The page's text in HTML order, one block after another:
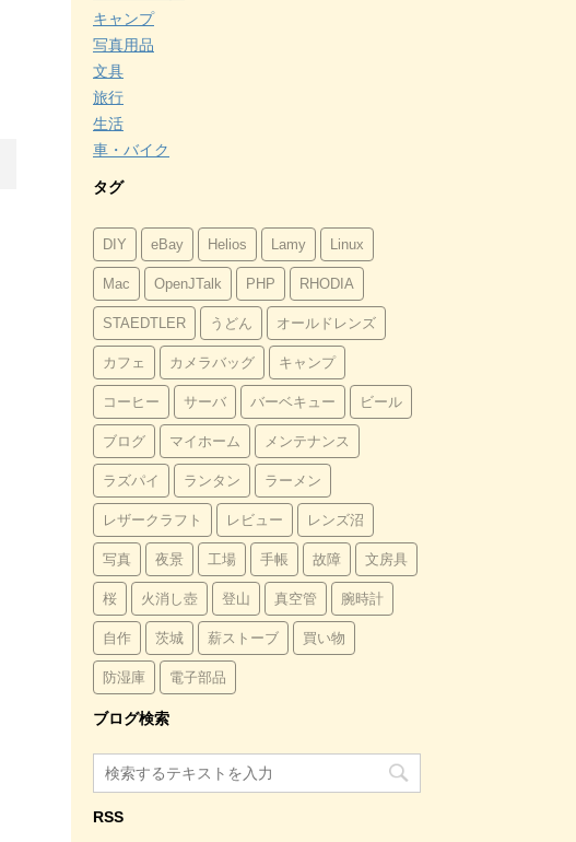
キャンプ
写真用品
文具
旅行
生活
車・バイク
タグ
DIY eBay Helios Lamy Linux
Mac OpenJTalk PHP RHODIA
STAEDTLER うどん オールドレンズ
カフェ カメラバッグ キャンプ
コーヒー サーバ バーベキュー ビール
ブログ マイホーム メンテナンス
ラズパイ ランタン ラーメン
レザークラフト レビュー レンズ沼
写真 夜景 工場 手帳 故障 文房具
桜 火消し壺 登山 真空管 腕時計
自作 茨城 薪ストーブ 買い物
防湿庫 電子部品
ブログ検索
RSS